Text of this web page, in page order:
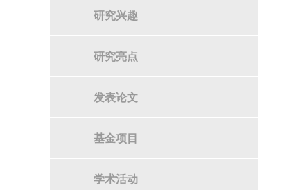
研究兴趣
研究亮点
发表论文
基金项目
学术活动